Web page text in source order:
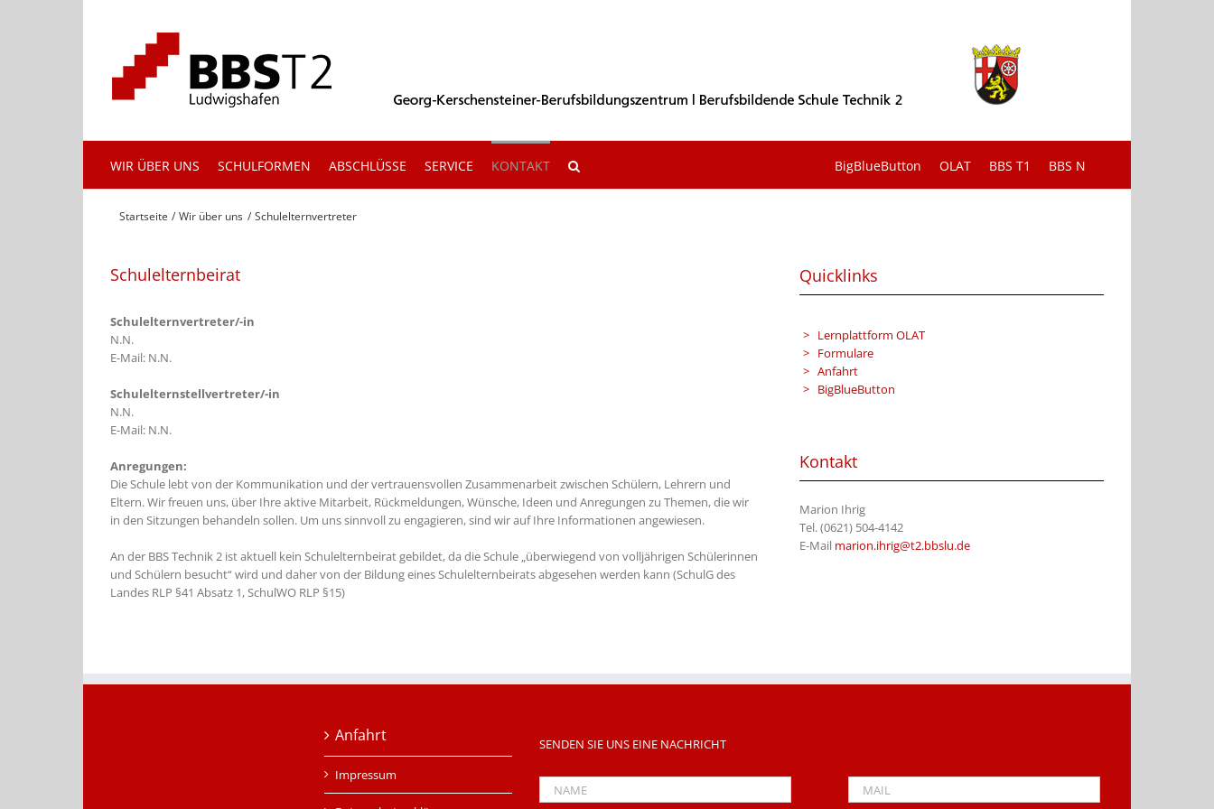
WIR ÜBER UNS SCHULFORMEN ABSCHLÜSSE SERVICE KONTAKT BBS N
BBS T1
OLAT
BigBlueButton
Startseite Wir über uns Schulelternvertreter
Schulelternbeirat
Schulelternvertreter/-in
N.N.
E-Mail: N.N.
Schulelternstellvertreter/-in
N.N.
E-Mail: N.N.
Anregungen:
Die Schule lebt von der Kommunikation und der vertrauensvollen Zusammenarbeit zwischen Schülern, Lehrern und
Eltern. Wir freuen uns, über Ihre aktive Mitarbeit, Rückmeldungen, Wünsche, Ideen und Anregungen zu Themen, die wir
in den Sitzungen behandeln sollen. Um uns sinnvoll zu engagieren, sind wir auf Ihre Informationen angewiesen.
An der BBS Technik 2 ist aktuell kein Schulelternbeirat gebildet, da die Schule „überwiegend von volljährigen Schülerinnen
und Schülern besucht“ wird und daher von der Bildung eines Schulelternbeirats abgesehen werden kann (SchulG des
Landes RLP §41 Absatz 1, SchulWO RLP §15)
Quicklinks
Lernplattform OLAT
Formulare
Anfahrt
BigBlueButton
Kontakt
Marion Ihrig
Tel. (0621) 504-4142
E-Mail marion.ihrig@t2.bbslu.de
Anfahrt
Impressum
SENDEN SIE UNS EINE NACHRICHT